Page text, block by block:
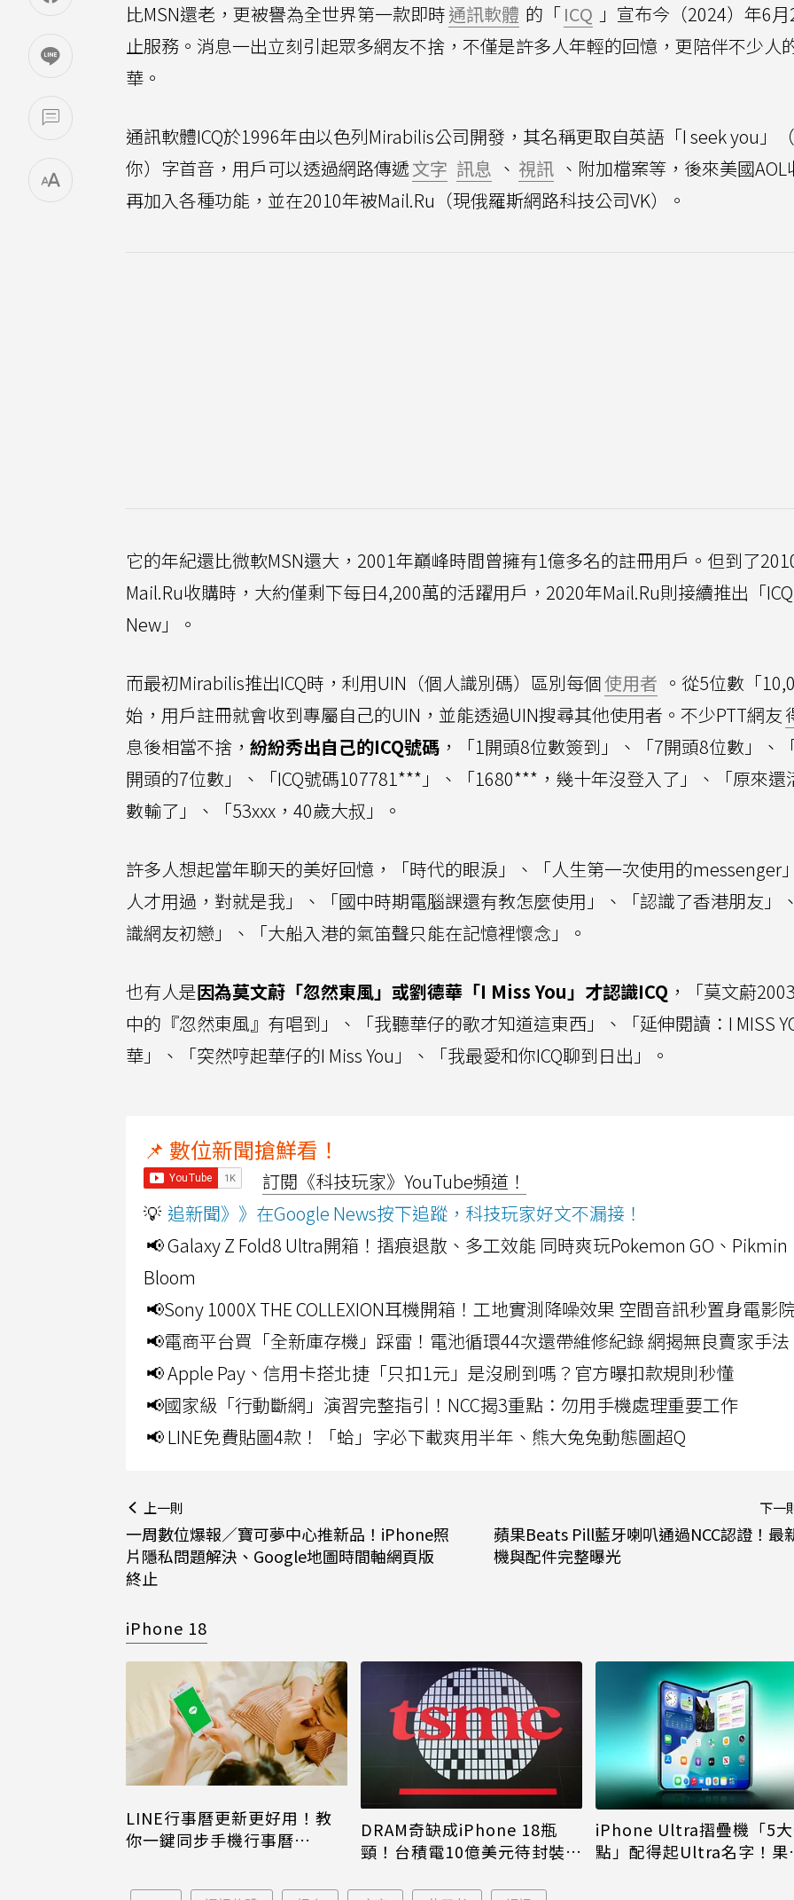
比MSN還老，更被譽為全世界第一款即時通訊軟體 的「ICQ 」宣布今（2024）年6
止服務。消息一出立刻引起眾多網友不捨，不僅是許多人年輕的回憶，更陪伴不少人
華。
通訊軟體ICQ於1996年由以色列Mirabilis公司開發，其名稱更取自英語「I seek you」
你）字首音，用戶可以透過網路傳遞文字 訊息 、 視訊 、附加檔案等，後來美國
再加入各種功能，並在2010年被Mail.Ru（現俄羅斯網路科技公司VK）。
它的年紀還比微軟MSN還大，2001年巔峰時間曾擁有1億多名的註冊用戶。但到了
Mail.Ru收購時，大約僅剩下每日4,200萬的活躍用戶，2020年Mail.Ru則接續推出「ICQ
New」。
而最初Mirabilis推出ICQ時，利用UIN（個人識別碼）區別每個使用者 。從5位數「
始，用戶註冊就會收到專屬自己的UIN，並能透過UIN搜尋其他使用者。不少PTT網友
息後相當不捨， 紛紛秀出自己的ICQ號碼 ，「1開頭8位數簽到」、「7開頭8位數」、
開頭的7位數」、「ICQ號碼107781***」、「1680***，幾十年沒登入了」、「原來還
數輸了」、「53xxx，40歲大叔」。
許多人想起當年聊天的美好回憶，「時代的眼淚」、「人生第一次使用的messenger
人才用過，對就是我」、「國中時期電腦課還有教怎麼使用」、「認識了香港朋友」
識網友初戀」、「大船入港的氣笛聲只能在記憶裡懷念」。
也有人是因為莫文蔚「忽然東風」或劉德華「I Miss You」才認識ICQ ，「莫文蔚
中的『忽然東風』有唱到」、「我聽華仔的歌才知道這東西」、「延伸閱讀：I MISS
華」、「突然哼起華仔的I Miss You」、「我最愛和你ICQ聊到日出」。
📌 數位新聞搶鮮看！
訂閱《科技玩家》YouTube頻道！
💡 追新聞》》在Google News按下追蹤，科技玩家好文不漏接！
📢 Galaxy Z Fold8 Ultra開箱！摺痕退散、多工效能 同時爽玩Pokemon GO、Pikmin
Bloom
📢Sony 1000X THE COLLEXION耳機開箱！工地實測降噪效果 空間音訊秒置身電影
📢電商平台買「全新庫存機」踩雷！電池循環44次還帶維修紀錄 網揭無良賣家手法
📢 Apple Pay、信用卡搭北捷「只扣1元」是沒刷到嗎？官方曝扣款規則秒懂
📢國家級「行動斷網」演習完整指引！NCC揭3重點：勿用手機處理重要工作
📢 LINE免費貼圖4款！「蛤」字必下載爽用半年、熊大兔兔動態圖超Q
上一則
一周數位爆報／寶可夢中心推新品！iPhone照
片隱私問題解決、Google地圖時間軸網頁版
終止
下一
蘋果Beats Pill藍牙喇叭通過NCC認證！最
機與配件完整曝光
iPhone 18
LINE行事曆更新更好用！教
你一鍵同步手機行事曆
DRAM奇缺成iPhone 18瓶
頸！台積電10億美元待封裝晶
iPhone Ultra摺疊機「5
點」配得起Ultra名字！果